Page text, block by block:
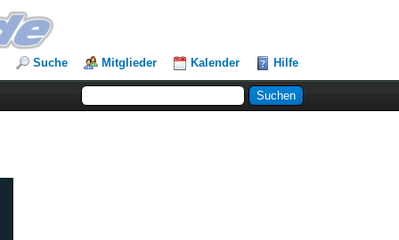
Suche Mitglieder Kalender Hilfe